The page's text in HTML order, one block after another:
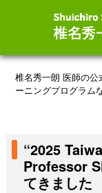
椎名秀一朗 医師の公
ーニングプログラム
“2025
Professor
てきました